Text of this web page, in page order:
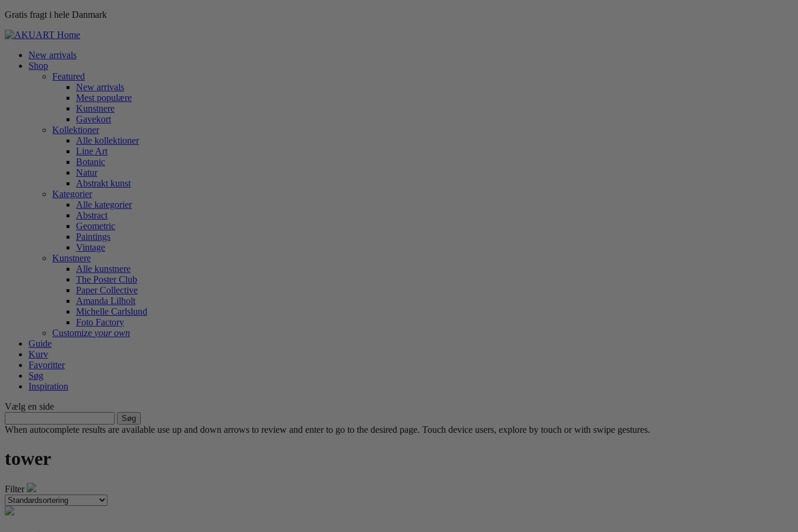
Gratis fragt i hele Danmark
New arrivals
Shop
Featured
New arrivals
Mest populære
Kunstnere
Gavekort
Kollektioner
Alle kollektioner
Line Art
Botanic
Natur
Abstrakt kunst
Kategorier
Alle kategorier
Abstract
Geometric
Paintings
Vintage
Kunstnere
Alle kunstnere
The Poster Club
Paper Collective
Amanda Lilholt
Michelle Carlslund
Foto Factory
Customize your own
Guide
Kurv
Favoritter
Søg
Inspiration
Vælg en side
efter:
When autocomplete results are available use up and down arrows to review and enter to go to the desired page. Touch device users, explore by touch or with swipe gestures.
tower
Filter